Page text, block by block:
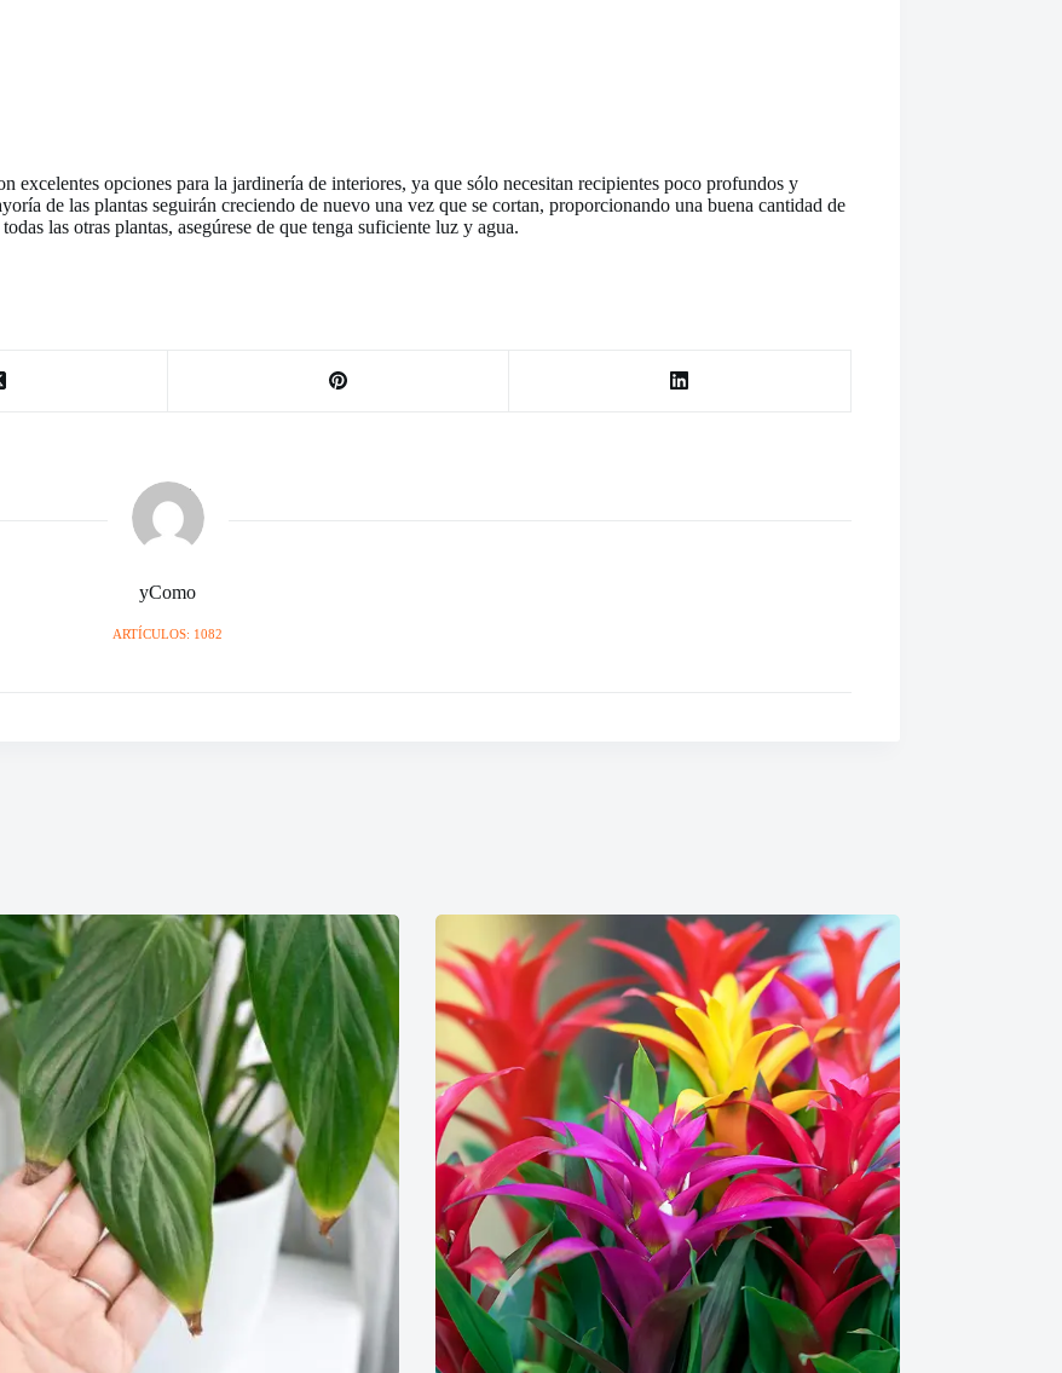
excelentes opciones para la jardinería de interiores, ya que sólo necesitan recipientes poco profundos y
de las plantas seguirán creciendo de nuevo una vez que se cortan, proporcionando una buena cantidad de
las otras plantas, asegúrese de que tenga suficiente luz y agua.
yComo
ARTÍCULOS: 1082